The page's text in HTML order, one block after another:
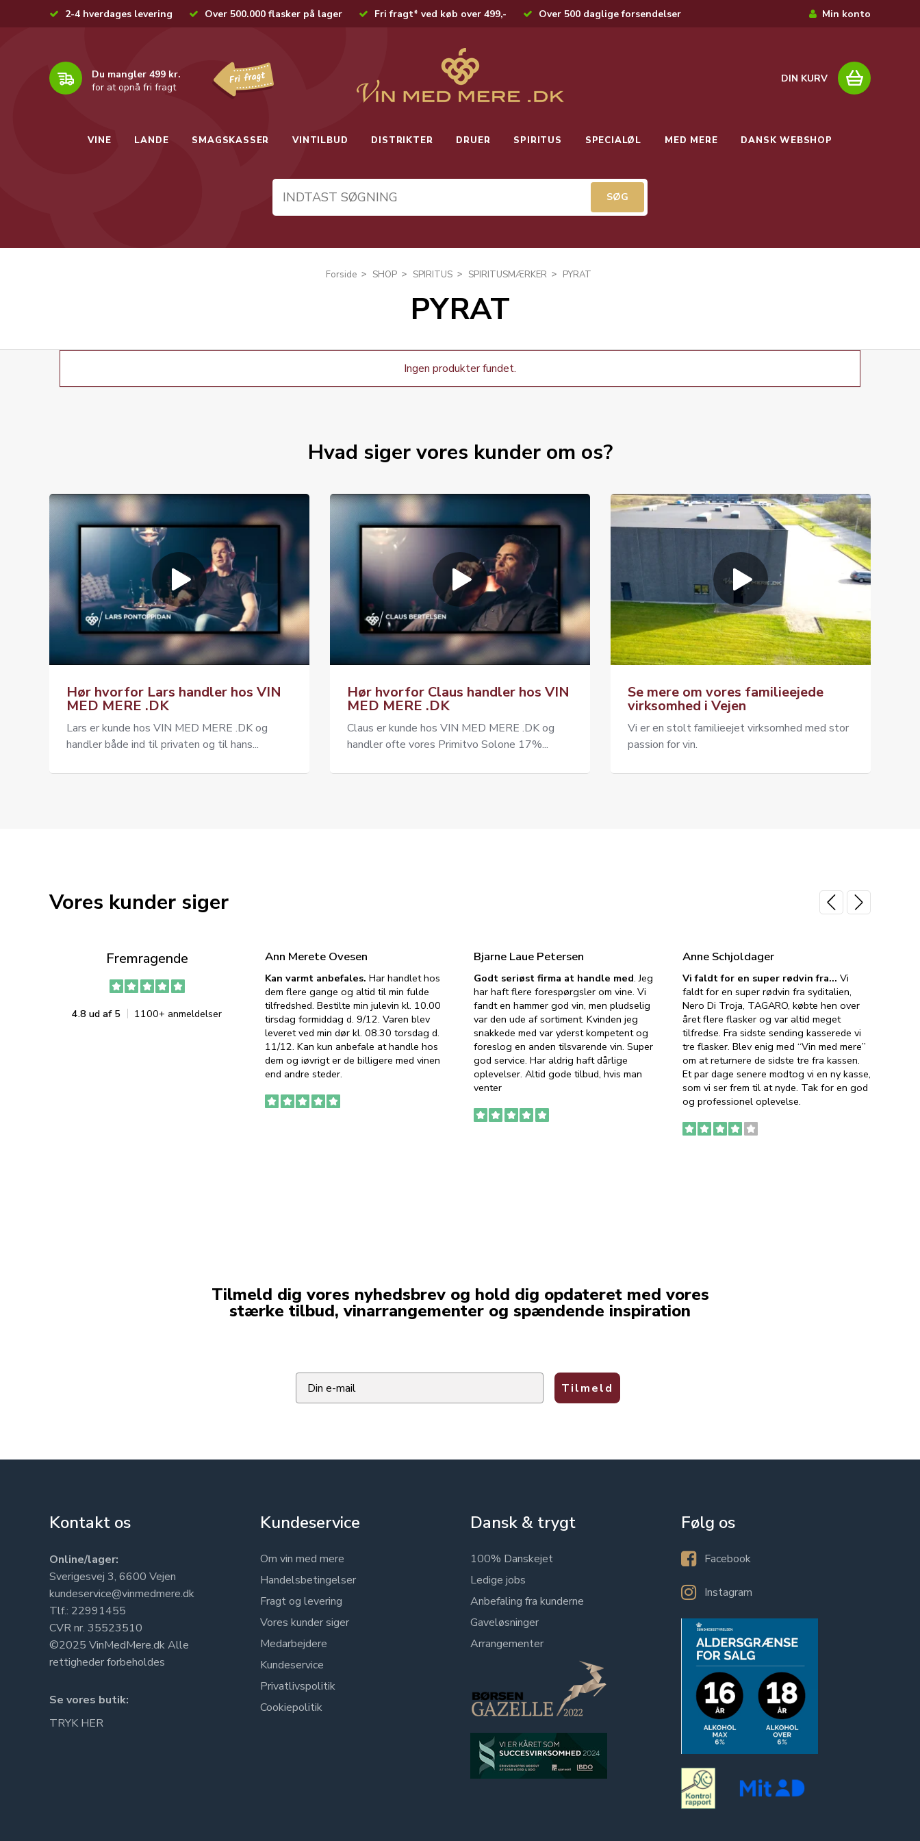
2-4 hverdages levering Over 500.000 flasker på lager Fri fragt* ved køb over 499,- Over 500 daglige forsendelser Min konto
Du mangler 499 kr.
for at opnå fri fragt
DIN KURV
VINE LANDE SMAGSKASSER VINTILBUD DISTRIKTER DRUER SPIRITUS SPECIALØL MED MERE DANSK WEBSHOP
Forside SHOP SPIRITUS SPIRITUSMÆRKER PYRAT
PYRAT
Ingen produkter fundet.
Hvad siger vores kunder om os?
Hør hvorfor Lars handler hos VIN
MED MERE .DK
Lars er kunde hos VIN MED MERE .DK og
handler både ind til privaten og til hans...
Hør hvorfor Claus handler hos VIN
MED MERE .DK
Claus er kunde hos VIN MED MERE .DK og
handler ofte vores Primitvo Solone 17%...
Se mere om vores familieejede
virksomhed i Vejen
Vi er en stolt familieejet virksomhed med stor
passion for vin.
Vores kunder siger
Fremragende
4.8 ud af 5 1100+ anmeldelser
Ann Merete Ovesen
Kan varmt anbefales. Har handlet hos
dem flere gange og altid til min fulde
tilfredshed. Bestilte min julevin kl. 10.00
tirsdag formiddag d. 9/12. Varen blev
leveret ved min dør kl. 08.30 torsdag d.
11/12. Kan kun anbefale at handle hos
dem og iøvrigt er de billigere med vinen
end andre steder.
Bjarne Laue Petersen
Godt seriøst firma at handle med. Jeg
har haft flere forespørgsler om vine. Vi
fandt en hammer god vin, men pludselig
var den ude af sortiment. Kvinden jeg
snakkede med var yderst kompetent og
foreslog en anden tilsvarende vin. Super
god service. Har aldrig haft dårlige
oplevelser. Altid gode tilbud, hvis man
venter
Anne Schjoldager
Vi faldt for en super rødvin fra… Vi
faldt for en super rødvin fra syditalien,
Nero Di Troja, TAGARO, købte hen over
året flere flasker og var altid meget
tilfredse. Fra sidste sending kasserede vi
tre flasker. Blev enig med “Vin med mere”
om at returnere de sidste tre fra kassen.
Et par dage senere modtog vi en ny kasse,
som vi ser frem til at nyde. Tak for en god
og professionel oplevelse.
Tilmeld dig vores nyhedsbrev og hold dig opdateret med vores
stærke tilbud, vinarrangementer og spændende inspiration
Email
Tilmeld
Kontakt os
Online/lager:
Sverigesvej 3, 6600 Vejen
kundeservice@vinmedmere.dk
Tlf.: 22991455
CVR nr. 35523510
©2025 VinMedMere.dk Alle
rettigheder forbeholdes
Se vores butik:
TRYK HER
Kundeservice
Om vin med mere
Handelsbetingelser
Fragt og levering
Vores kunder siger
Medarbejdere
Kundeservice
Privatlivspolitik
Cookiepolitik
Dansk & trygt
100% Danskejet
Ledige jobs
Anbefaling fra kunderne
Gaveløsninger
Arrangementer
Følg os
Facebook
Instagram